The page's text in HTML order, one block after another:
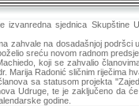
izvanredna sjednica
zahvale na dosadašnjoj
sreću novom radnom
koji se zahvalio
Marija Radonić sličnim riječima
sa statusom projekta
Udruge, te je zaključeno da
godine.